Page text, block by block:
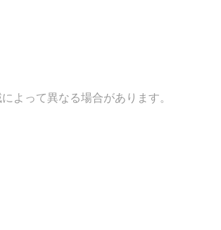
よって異なる場合があります。